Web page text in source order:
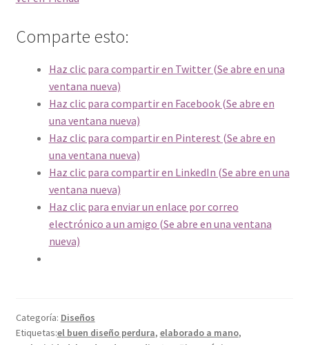
Comparte esto:
Haz clic para compartir en Twitter (Se abre en una
ventana nueva)
Haz clic para compartir en Facebook (Se abre en
una ventana nueva)
Haz clic para compartir en Pinterest (Se abre en
una ventana nueva)
Haz clic para compartir en LinkedIn (Se abre en una
ventana nueva)
Haz clic para enviar un enlace por correo
electrónico a un amigo (Se abre en una ventana
nueva)
Categoría: Diseños
Etiquetas:el buen diseño perdura, elaborado a mano,